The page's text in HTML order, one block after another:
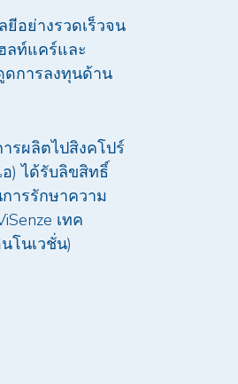
อย่างรวดเร็วจน
ลท์แคร์และ
ดการลงทุนด้าน
รผลิตไปสิงคโปร์
) ได้รับลิขสิทธิ์
ารรักษาความ
เทค
โนเวชั่น)